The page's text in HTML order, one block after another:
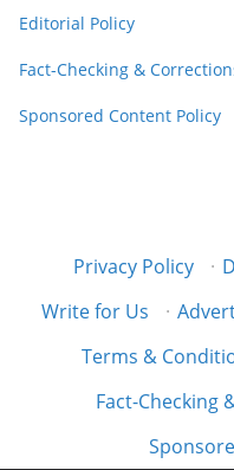
Editorial Policy
Fact-Checking &
Sponsored Content Policy
Privacy Policy ·
Write for Us
·
Terms &
Fact-Checking